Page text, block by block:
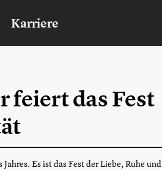
Karriere
feiert das Fest
Es ist das Fest der Liebe, Ruhe und